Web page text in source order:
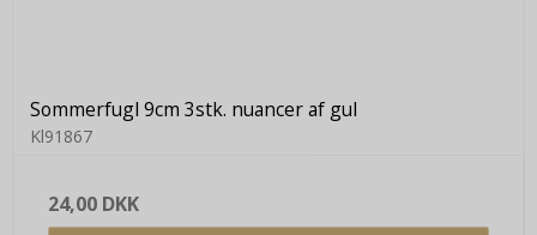
Sommerfugl 9cm 3stk. nuancer af gul
Kl91867
24,00 DKK